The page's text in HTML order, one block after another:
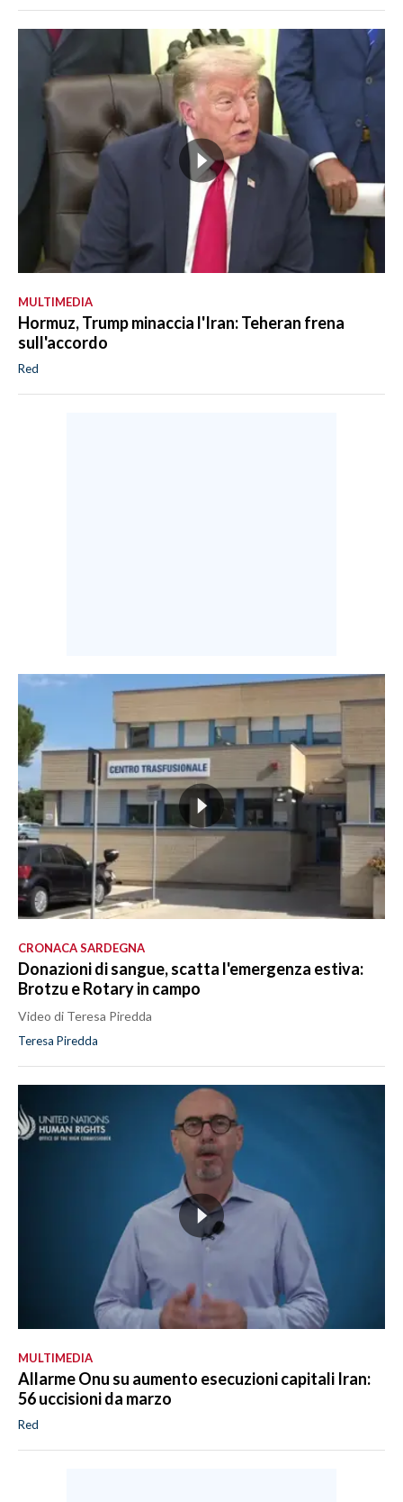
MULTIMEDIA
Hormuz, Trump minaccia l'Iran: Teheran frena
sull'accordo
Red
CRONACA SARDEGNA
Donazioni di sangue, scatta l'emergenza estiva:
Brotzu e Rotary in campo
Video di Teresa Piredda
Teresa Piredda
MULTIMEDIA
Allarme Onu su aumento esecuzioni capitali Iran:
56 uccisioni da marzo
Red